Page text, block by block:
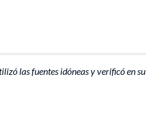
las fuentes idóneas y verificó en su